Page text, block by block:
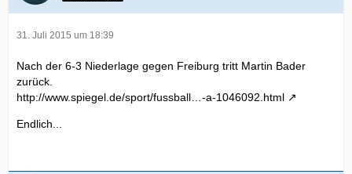
31. Juli 2015 um 18:39
Nach der 6-3 Niederlage gegen Freiburg tritt Martin Bader
zurück.
http://www.spiegel.de/sport/fussball…-a-1046092.html
Endlich...